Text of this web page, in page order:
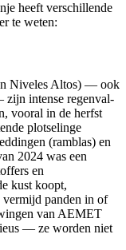
heeft verschillende
te weten:
Niveles Altos) — ook
intense regenval-
vooral in de herfst
plotselinge
(ramblas) en
2024 was een
en
kust koopt,
vermijd panden in of
van AEMET
— ze worden niet